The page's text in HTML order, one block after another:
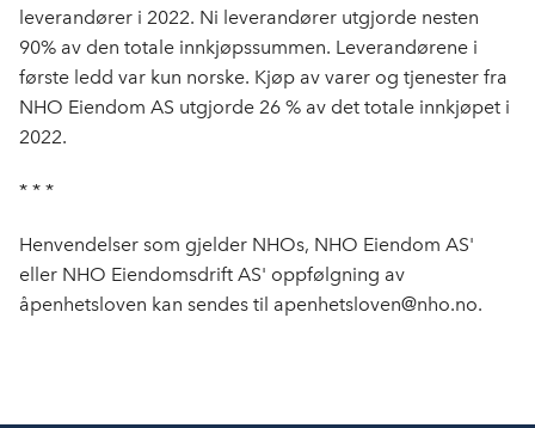
leverandører i 2022. Ni leverandører utgjorde nesten
90% av den totale innkjøpssummen. Leverandørene i
første ledd var kun norske. Kjøp av varer og tjenester fra
NHO Eiendom AS utgjorde 26 % av det totale innkjøpet i
2022.
* * *
Henvendelser som gjelder NHOs, NHO Eiendom AS'
eller NHO Eiendomsdrift AS' oppfølgning av
åpenhetsloven kan sendes til apenhetsloven@nho.no.